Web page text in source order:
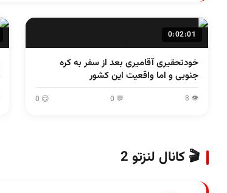
0:02:01
خودتحقیری آقامیری بعد از سفر به کره
جنوبی و اما واقعیت این کشور
👁 8
💬 0
😊 0
🎬 کانال لنزتو 2